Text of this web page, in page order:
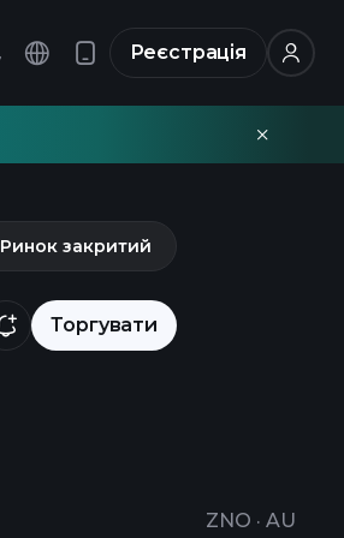
Реєстрація
Торгувати
ZNO · AU
Ринок закритий